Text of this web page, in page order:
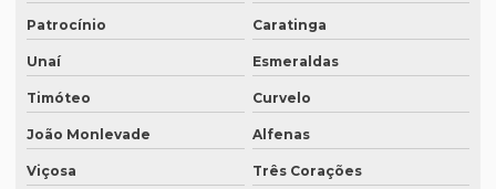
Empresa de tradução de patentes
Empresa de tradução de patentes em curitiba
Empresa de tradução profissional
Patrocínio Caratinga
Unaí Esmeraldas
Timóteo Curvelo
João Monlevade Alfenas
Viçosa Três Corações